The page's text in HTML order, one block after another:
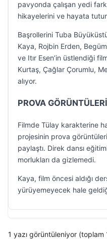
pavyonda çalışan yedi
hikayelerini ve hayata
Başrollerini Tuba
Kaya, Rojbin Erden,
ve Itır Esen’in üstlendiği
Kurtaş, Çağlar Çorumlu,
alıyor.
PROVA
Filmde Tülay karakterine
projesinin prova
paylaştı. Direk dansı
morlukları da gizlemedi.
Kaya, film öncesi aldığı
yürüyemeyecek hale
1 yazı görüntüleniyor (toplam